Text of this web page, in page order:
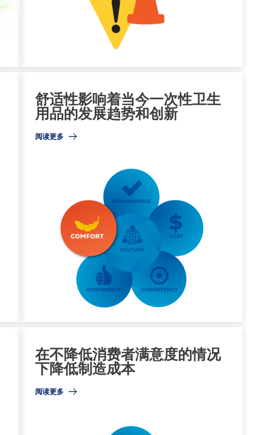
舒适性影响着当今一次性卫生
用品的发展趋势和创新
阅读更多
在不降低消费者满意度的情况
下降低制造成本
阅读更多